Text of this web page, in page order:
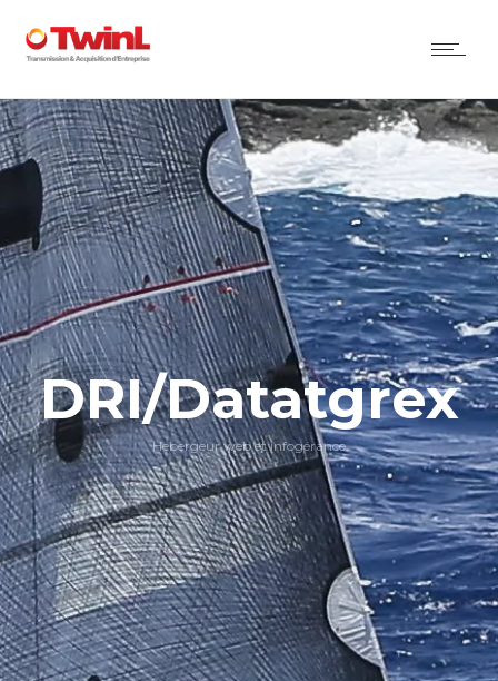
DRI/Datatgrex
Hebergeur web et infogérance